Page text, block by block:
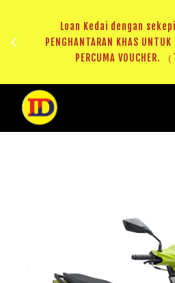
Loan Kedai dengan
PENGHANTARAN KHAS
PERCUMA VOUCHER.